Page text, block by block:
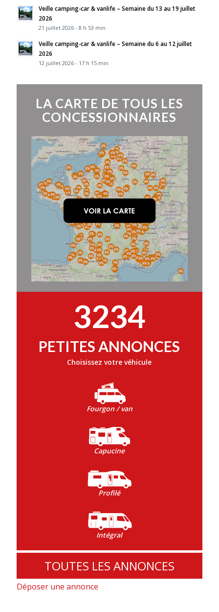
Veille camping-car & vanlife – Semaine du 13 au 19 juillet
2026
21 juillet 2026 - 8 h 53 min
Veille camping-car & vanlife – Semaine du 6 au 12 juillet
2026
12 juillet 2026 - 17 h 15 min
LA CARTE DE TOUS LES
CONCESSIONNAIRES
3234
PETITES ANNONCES
Choisissez votre véhicule
Fourgon / van
Capucine
Profilé
Intégral
TOUTES LES ANNONCES
Déposer une annonce